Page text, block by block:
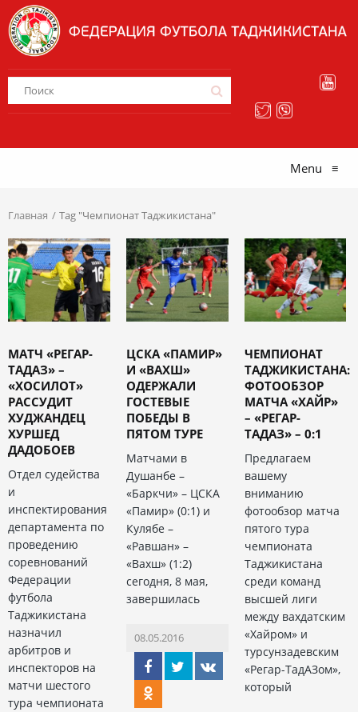
Menu ≡
Главная Tag "Чемпионат Таджикистана"
МАТЧ «РЕГАР-
ТАДАЗ» –
«ХОСИЛОТ»
РАССУДИТ
ХУДЖАНДЕЦ
ХУРШЕД
ДАДОБОЕВ
Отдел судейства
и
инспектирования
департамента по
проведению
соревнований
Федерации
футбола
Таджикистана
назначил
арбитров и
инспекторов на
матчи шестого
тура чемпионата
ЦСКА «ПАМИР»
И «ВАХШ»
ОДЕРЖАЛИ
ГОСТЕВЫЕ
ПОБЕДЫ В
ПЯТОМ ТУРЕ
Матчами в
Душанбе –
«Баркчи» – ЦСКА
«Памир» (0:1) и
Кулябе –
«Равшан» –
«Вахш» (1:2)
сегодня, 8 мая,
завершилась
08.05.2016
ЧЕМПИОНАТ
ТАДЖИКИСТАНА:
ФОТООБЗОР
МАТЧА «ХАЙР»
– «РЕГАР-
ТАДАЗ» – 0:1
Предлагаем
вашему
вниманию
фотообзор матча
пятого тура
чемпионата
Таджикистана
среди команд
высшей лиги
между вахдатским
«Хайром» и
турсунзадевским
«Регар-ТадАЗом»,
который